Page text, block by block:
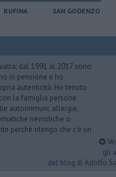
RUFINA SAN GODENZO
dal 1991 al 2017 sono
in pensione e ho
autenticità. Ho tenuto
la famiglia persone
autoimmuni, allergie,
nevrotiche o
perché ritengo che c’è un
gli
del blog di Adolfo